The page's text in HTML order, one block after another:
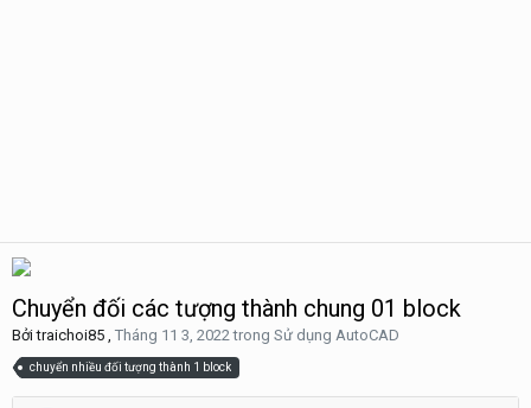
Chuyển đối các tượng thành chung 01 block
Bởitraichoi85 , Tháng 11 3, 2022trong Sử dụng AutoCAD
chuyển nhiều đối tượng thành 1 block